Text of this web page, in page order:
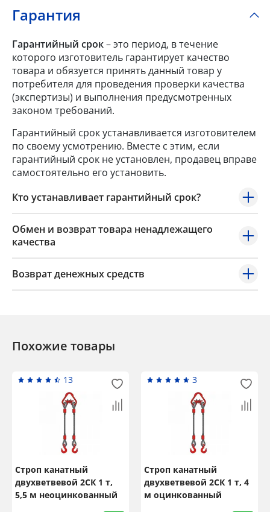
Гарантия
Гарантийный срок– это период, в течение
которого изготовитель гарантирует качество
товара и обязуется принять данный товар у
потребителя для проведения проверки качества
(экспертизы) и выполнения предусмотренных
законом требований.
Гарантийный срок устанавливается изготовителем
по своему усмотрению. Вместе с этим, если
гарантийный срок не установлен, продавец вправе
самостоятельно его установить.
Кто устанавливает гарантийный срок?
Обмен и возврат товара ненадлежащего
качества
Возврат денежных средств
Похожие товары
13
Строп канатный
двухветвевой 2СК 1 т,
5,5 м неоцинкованный
3
Строп канатный
двухветвевой 2СК 1 т, 4
м оцинкованный